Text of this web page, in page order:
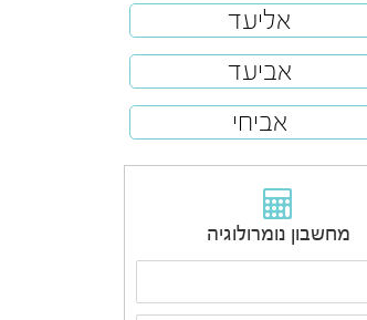
אליעד
אביעד
אביחי
מחשבון נומרולוגיה